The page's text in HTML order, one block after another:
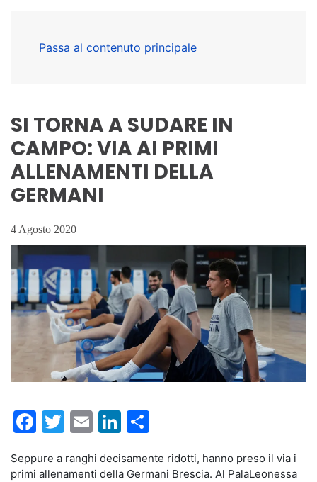
Passa al contenuto principale
SI TORNA A SUDARE IN
CAMPO: VIA AI PRIMI
ALLENAMENTI DELLA
GERMANI
4 Agosto 2020
Facebook
Twitter
EmailLinkedIn
Seppure a ranghi decisamente ridotti, hanno preso il via i
primi allenamenti della Germani Brescia. Al PalaLeonessa